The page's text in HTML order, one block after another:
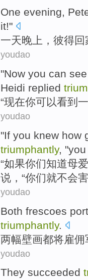
One evening,
it!"
一天晚上 ， 彼得回
youdao
"Now you can see
Heidi replied
“现在你可以看到
youdao
"If you knew how
triumphantly, "you
“如果你们知道母爱
说，“你们就不会
youdao
Both frescoes
triumphantly.
两幅壁画都将雇佣
youdao
They succeeded